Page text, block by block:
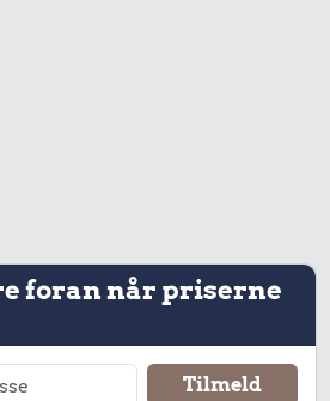
foran når priserne